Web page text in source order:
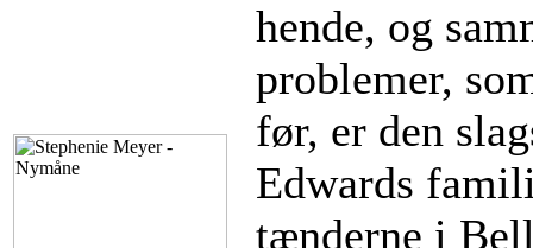
hende, og
problemer,
før, er den
Edwards
tænderne i